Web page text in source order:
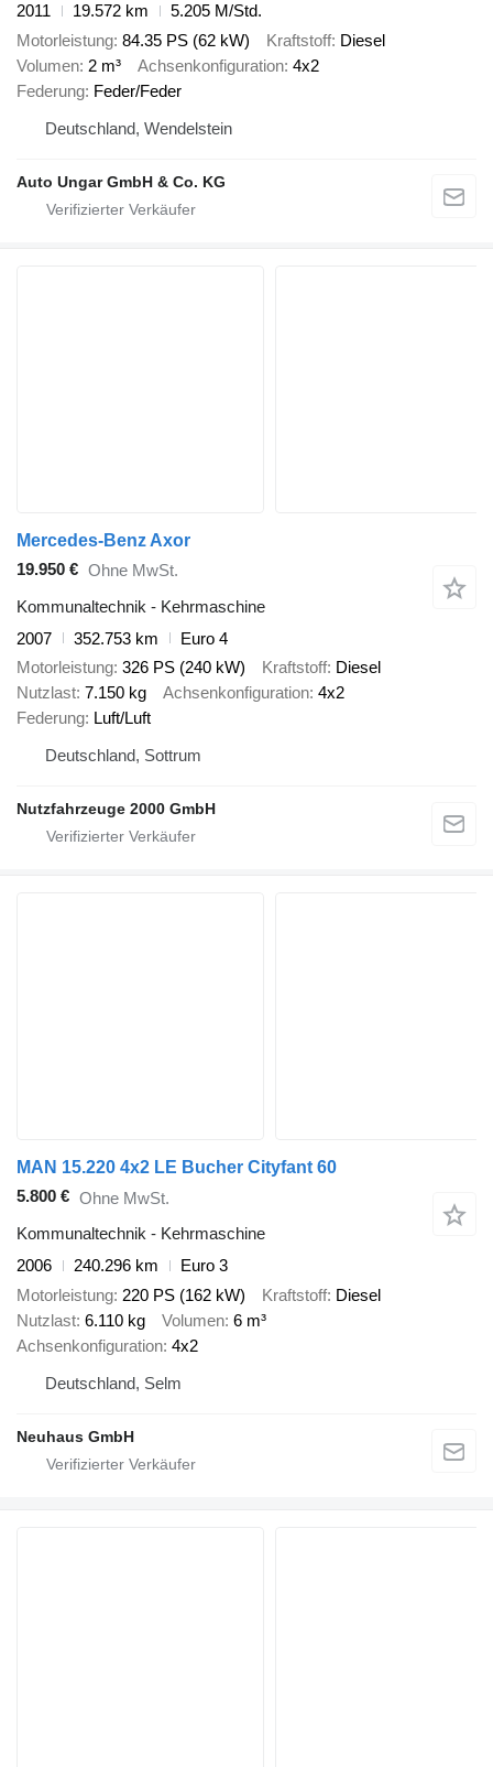
2011
19.572 km
5.205 M/Std.
Motorleistung 84.35 PS (62 kW) Kraftstoff Diesel
Volumen 2 m³ Achsenkonfiguration 4x2
Federung Feder/Feder
Deutschland, Wendelstein
Auto Ungar GmbH & Co. KG
Mercedes-Benz Axor
19.950 € Ohne MwSt.
Kommunaltechnik - Kehrmaschine
2007
352.753 km
Euro 4
Motorleistung 326 PS (240 kW) Kraftstoff Diesel
Nutzlast 7.150 kg Achsenkonfiguration 4x2
Federung Luft/Luft
Deutschland, Sottrum
Nutzfahrzeuge 2000 GmbH
MAN 15.220 4x2 LE Bucher Cityfant 60
5.800 € Ohne MwSt.
Kommunaltechnik - Kehrmaschine
2006
240.296 km
Euro 3
Motorleistung 220 PS (162 kW) Kraftstoff Diesel
Nutzlast 6.110 kg Volumen 6 m³
Achsenkonfiguration 4x2
Deutschland, Selm
Neuhaus GmbH